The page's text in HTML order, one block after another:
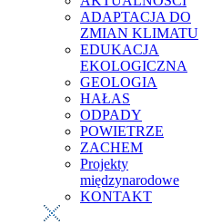
ADAPTACJA DO
ZMIAN KLIMATU
EDUKACJA
EKOLOGICZNA
GEOLOGIA
HAŁAS
ODPADY
POWIETRZE
ZACHEM
Projekty
międzynarodowe
KONTAKT